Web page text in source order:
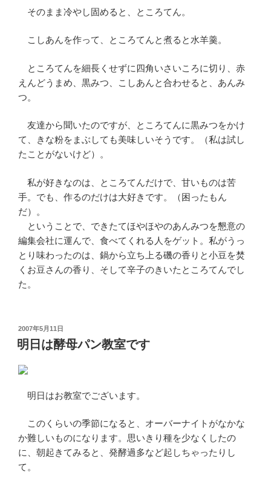
そのまま冷やし固めると、ところてん。
こしあんを作って、ところてんと煮ると水羊羹。
ところてんを細長くせずに四角いさいころに切り、赤
えんどうまめ、黒みつ、こしあんと合わせると、あんみ
つ。
友達から聞いたのですが、ところてんに黒みつをかけ
て、きな粉をまぶしても美味しいそうです。（私は試し
たことがないけど）。
私が好きなのは、ところてんだけで、甘いものは苦
手。でも、作るのだけは大好きです。（困ったもん
だ）。
ということで、できたてほやほやのあんみつを懇意の
編集会社に運んで、食べてくれる人をゲット。私がうっ
とり味わったのは、鍋から立ち上る磯の香りと小豆を焚
くお豆さんの香り、そして辛子のきいたところてんでし
た。
投
稿
日:
2007年5月11日
明日は酵母パン教室です
明日はお教室でございます。
このくらいの季節になると、オーバーナイトがなかな
か難しいものになります。思いきり種を少なくしたの
に、朝起きてみると、発酵過多など起しちゃったりし
て。